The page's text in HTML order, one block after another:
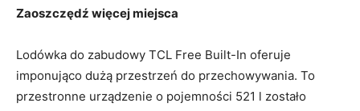
Zaoszczędź więcej miejsca
Lodówka do zabudowy TCL Free Built-In oferuje
imponująco dużą przestrzeń do przechowywania. To
przestronne urządzenie o pojemności 521 l zostało